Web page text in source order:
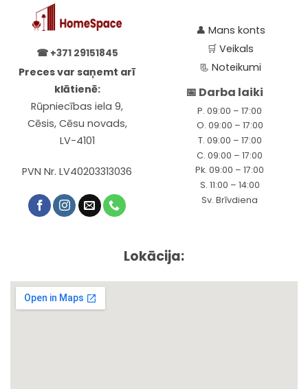
☎ +371 29151845
Preces var saņemt arī
klātienē:
Rūpniecības iela 9,
Cēsis, Cēsu novads,
LV-4101
PVN Nr. LV40203313036
👤 Mans konts
🛒Veikals
📃Noteikumi
📅 Darba laiki
P. 09:00 – 17:00
O. 09:00 – 17:00
T. 09:00 – 17:00
C. 09:00 – 17:00
Pk. 09:00 – 17:00
S. 11:00 – 14:00
Sv. Brīvdiena
Lokācija: